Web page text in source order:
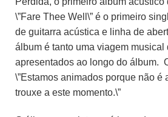
\”Fare Thee Well\” é o primeiro
de guitarra acústica e linha de
álbum é tanto uma viagem
apresentados ao longo do álbum.
\”Estamos animados porque não
trouxe a este momento.\”